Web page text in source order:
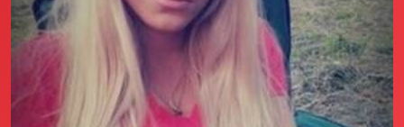
Annunci Donne
Agenzia matrimoniale Club di Più
Love Notebook